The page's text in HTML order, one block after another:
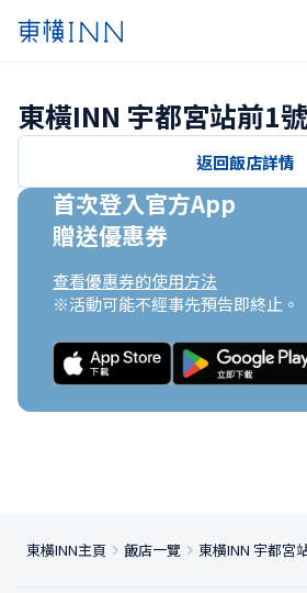
東橫INN 宇都宮站前1
返回飯店詳情
首次登入官方App
贈送優惠券
查看優惠券的使用方法
※活動可能不經事先預告即終止。
東橫INN主頁 飯店一覽 東橫INN 宇都宮